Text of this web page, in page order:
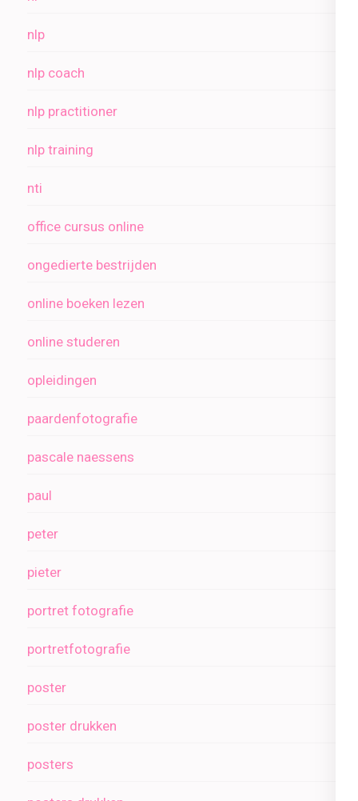
nlp
nlp coach
nlp practitioner
nlp training
nti
office cursus online
ongedierte bestrijden
online boeken lezen
online studeren
opleidingen
paardenfotografie
pascale naessens
paul
peter
pieter
portret fotografie
portretfotografie
poster
poster drukken
posters